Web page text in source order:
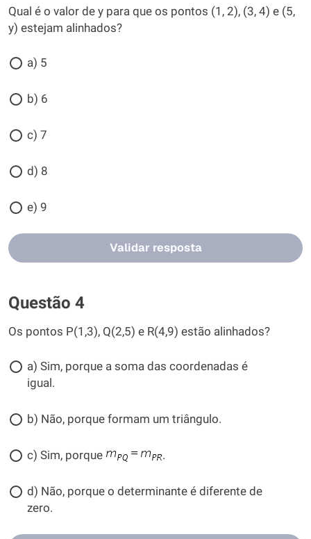
Qual é o valor de y para que os pontos (1, 2), (3, 4) e (5,
y) estejam alinhados?
a) 5
b) 6
c) 7
d) 8
e) 9
Validar resposta
Questão 4
Os pontos P(1,3), Q(2,5) e R(4,9) estão alinhados?
a) Sim, porque a soma das coordenadas é
igual.
b) Não, porque formam um triângulo.
c) Sim, porque .
d) Não, porque o determinante é diferente de
zero.